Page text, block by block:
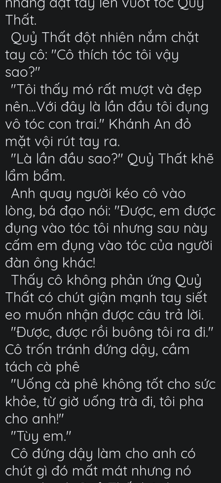
Thất.
Quỷ Thất đột nhiên nắm chặt
tay cô: "Cô thích tóc tôi vậy
sao?"
"Tôi thấy mó rất mượt và đẹp
nên...Với đây là lần đầu tôi đụng
vô tóc con trai." Khánh An đỏ
mặt vội rút tay ra.
"Là lần đầu sao?" Quỷ Thất khẽ
lẩm bẩm.
Anh quay người kéo cô vào
lòng, bá đạo nói: "Được, em được
đụng vào tóc tôi nhưng sau này
cấm em đụng vào tóc của người
đàn ông khác!
Thấy cô không phản ứng Quỷ
Thất có chút giận mạnh tay siết
eo muốn nhận được câu trả lời.
"Được, được rồi buông tôi ra đi."
Cô trốn tránh đứng dậy, cầm
tách cà phê
"Uống cà phê không tốt cho sức
khỏe, từ giờ uống trà đi, tôi pha
cho anh!"
"Tùy em."
Cô đứng dậy làm cho anh có
chút gì đó mất mát nhưng nó